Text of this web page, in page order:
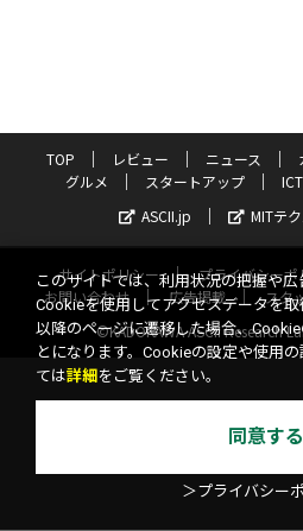
TOP レビュー ニュース
グルメ
スタートアップ ICT
ASCII.jp
MITテ
サイトポリシー プライバシーポ
お問い合わせ
広告掲載 スタ
©KADOKAWA ASCII Research
このサイトでは、利用状況の把握や広
Cookieを使用してアクセスデータを
以降のページに遷移した場合、
とになります。Cookieの設定や使用
ては詳細 をご覧ください。
同意する
＞プライバシー